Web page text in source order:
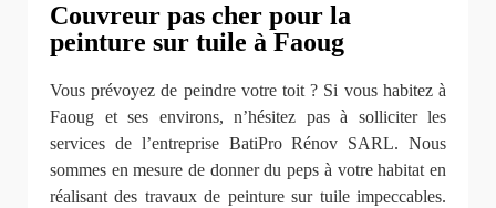
Couvreur pas cher pour la
peinture sur tuile à Faoug
Vous prévoyez de peindre votre toit ? Si vous habitez à
Faoug et ses environs, n’hésitez pas à solliciter les
services de l’entreprise BatiPro Rénov SARL. Nous
sommes en mesure de donner du peps à votre habitat en
réalisant des travaux de peinture sur tuile impeccables.